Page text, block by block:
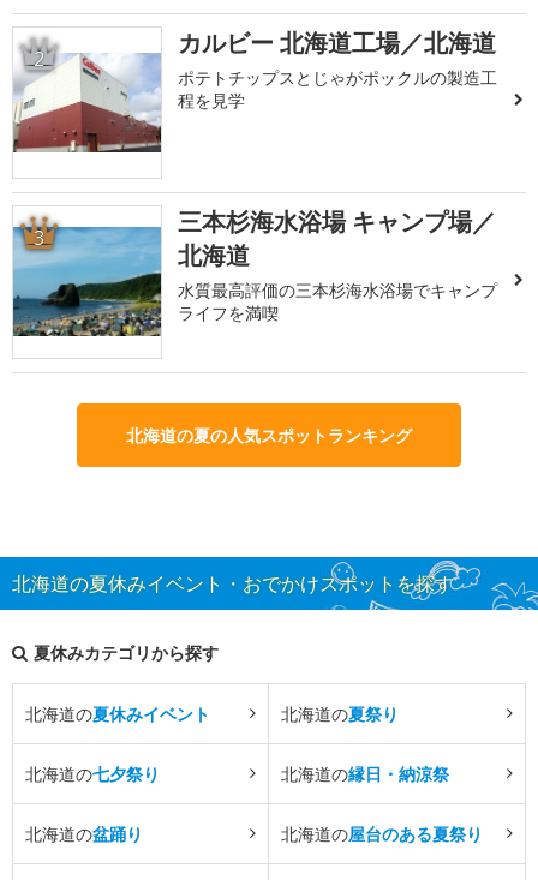
2 カルビー 北海道工場／北海道
ポテトチップスとじゃがポックルの製造工
程を見学
3
三本杉海水浴場 キャンプ場／
北海道
水質最高評価の三本杉海水浴場でキャンプ
ライフを満喫
北海道の夏の人気スポットランキング
北海道の夏休みイベント・おでかけスポットを探す
夏休みカテゴリから探す
北海道の夏休みイベント 北海道の夏祭り
北海道の七夕祭り 北海道の縁日・納涼祭
北海道の盆踊り 北海道の屋台のある夏祭り